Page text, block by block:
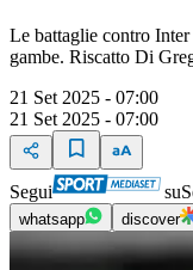
Le battaglie contro
gambe. Riscatto Di
21 Set 2025 - 07:00
21 Set 2025 - 07:00
Segui su
whatsapp discover